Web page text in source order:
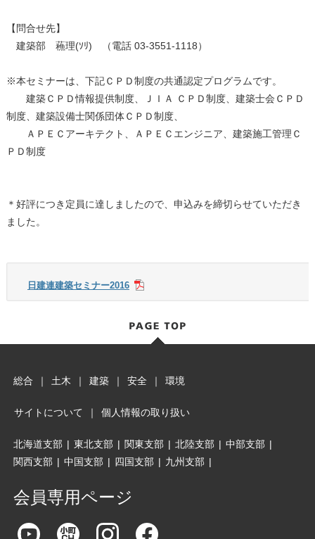
【問合せ先】
建築部 蘓理(ｿﾘ) （電話 03-3551-1118）
※本セミナーは、下記ＣＰＤ制度の共通認定プログラムです。
建築ＣＰＤ情報提供制度、ＪＩＡ ＣＰＤ制度、建築士会ＣＰＤ
制度、建築設備士関係団体ＣＰＤ制度、
ＡＰＥＣアーキテクト、ＡＰＥＣエンジニア、建築施工管理Ｃ
ＰＤ制度
＊好評につき定員に達しましたので、申込みを締切らせていただき
ました。
日建連建築セミナー2016
総合 ｜ 土木 ｜ 建築 ｜ 安全 ｜ 環境
サイトについて ｜ 個人情報の取り扱い
北海道支部 | 東北支部 | 関東支部 | 北陸支部 | 中部支部 |
関西支部 | 中国支部 | 四国支部 | 九州支部 |
会員専用ページ